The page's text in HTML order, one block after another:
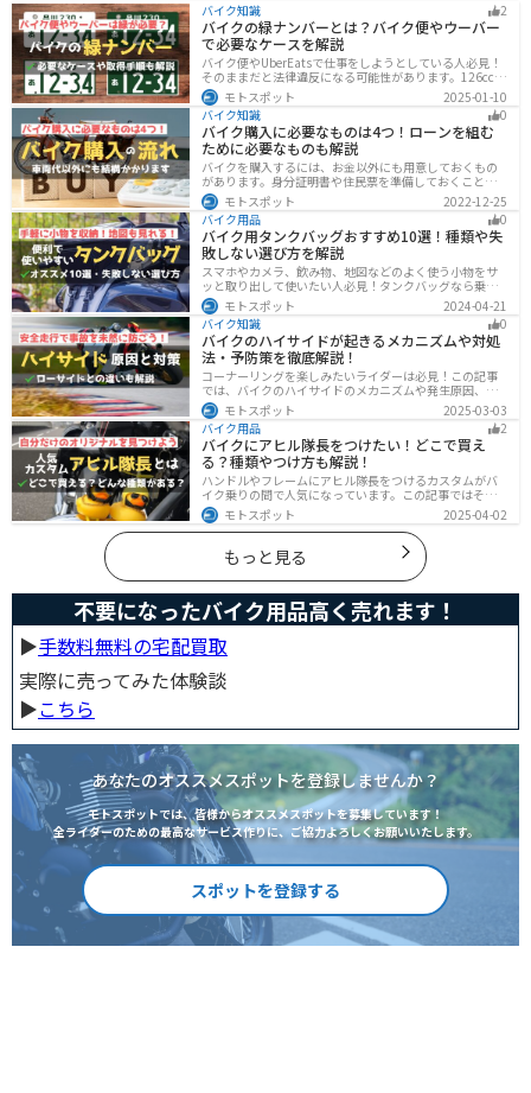
バイク知識 2
バイクの緑ナンバーとは？バイク便やウーバー
で必要なケースを解説
バイク便やUberEatsで仕事をしようとしている人必見！
そのままだと法律違反になる可能性があります。126cc以
上のバイクで運送事業を行う場合、緑ナンバー（事業
用）が必要になります。本記事では緑ナンバーの必要な
ケースや取得方法を解説します。
モトスポット
2025-01-10
バイク知識
0
バイク購入に必要なものは4つ！ローンを組む
ために必要なものも解説
バイクを購入するには、お金以外にも用意しておくもの
があります。身分証明書や住民票を準備しておくことで
購入ギリギリになって慌てずに済むので、しっかりと準
備しておきましょう。
モトスポット
2022-12-25
バイク用品
0
バイク用タンクバッグおすすめ10選！種類や失
敗しない選び方を解説
スマホやカメラ、飲み物、地図などのよく使う小物をサ
ッと取り出して使いたい人必見！タンクバッグなら乗車
中でも簡単に荷物を確認できます。脱着もマグネットや
吸盤でつけるだけで非常に簡単、しっかり固定したい人
はベルトを使うこともできます。
モトスポット
2024-04-21
バイク知識
0
バイクのハイサイドが起きるメカニズムや対処
法・予防策を徹底解説！
コーナーリングを楽しみたいライダーは必見！この記事
では、バイクのハイサイドのメカニズムや発生原因、対
処法、予防策を解説しています。実は、バイクのハイサ
イドは危険な現象ですが、正しい知識と対策で防ぐこと
が可能です。この記事を読めば、ハイサイドのリスクを
減らせます。
モトスポット
2025-03-03
バイク用品
2
バイクにアヒル隊長をつけたい！どこで買え
る？種類やつけ方も解説！
ハンドルやフレームにアヒル隊長をつけるカスタムがバ
イク乗りの間で人気になっています。この記事ではそん
なアヒル隊長について、どこで買えるのかどんな種類が
あるのか、バイクに付ける際の注意点などまとめまし
た。アヒル隊長でオリジナルカスタムをしたい人は参考
にしてください。
モトスポット 2025-04-02
もっと見る
不要になったバイク用品高く売れます！
▶︎手数料無料の宅配買取
実際に売ってみた体験談
▶︎こちら
あなたのオススメスポットを登録しませんか？
モトスポットでは、皆様からオススメスポットを募集しています！
全ライダーのための最高なサービス作りに、ご協力よろしくお願いいたします。
スポットを登録する